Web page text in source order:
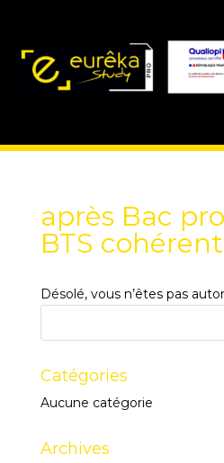
après Bac
BTS
Désolé, vous n’êtes pas
Catégories
Aucune catégorie
Archives